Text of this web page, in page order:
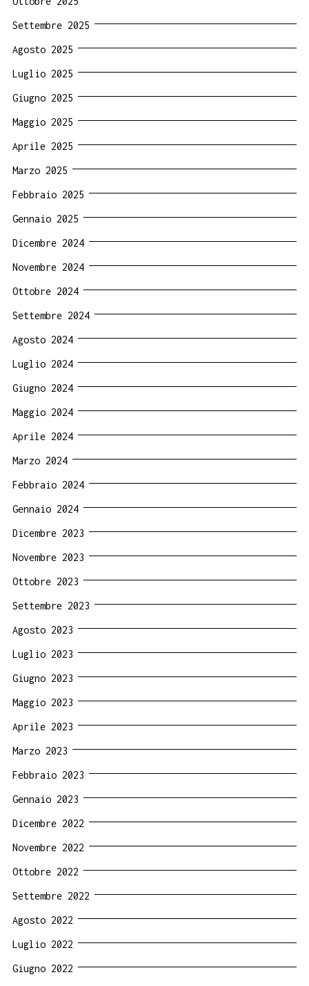
Settembre 2025
Agosto 2025
Luglio 2025
Giugno 2025
Maggio 2025
Aprile 2025
Marzo 2025
Febbraio 2025
Gennaio 2025
Dicembre 2024
Novembre 2024
Ottobre 2024
Settembre 2024
Agosto 2024
Luglio 2024
Giugno 2024
Maggio 2024
Aprile 2024
Marzo 2024
Febbraio 2024
Gennaio 2024
Dicembre 2023
Novembre 2023
Ottobre 2023
Settembre 2023
Agosto 2023
Luglio 2023
Giugno 2023
Maggio 2023
Aprile 2023
Marzo 2023
Febbraio 2023
Gennaio 2023
Dicembre 2022
Novembre 2022
Ottobre 2022
Settembre 2022
Agosto 2022
Luglio 2022
Giugno 2022